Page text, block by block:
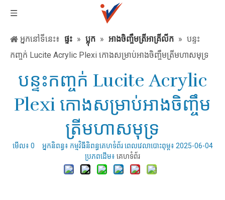
អ្នកនៅទីនេះ៖ ផ្ទះ » ប្លុក » អាងចិញ្ចឹមត្រីអាគ្រីលីក » បន្ទះ
កញ្ចក់ Lucite Acrylic Plexi កោងសម្រាប់អាងចិញ្ចឹមត្រីមហាសមុទ្រ
បន្ទះកញ្ចក់ Lucite Acrylic
Plexi កោងសម្រាប់អាងចិញ្ចឹម
ត្រីមហាសមុទ្រ
មើល៖ 0 អ្នកនិពន្ធ៖ កម្មវិធីនិពន្ធគេហទំព័រ ពេលវេលាបោះពុម្ព៖ 2025-06-04
ប្រភពដើម៖ គេហទំព័រ